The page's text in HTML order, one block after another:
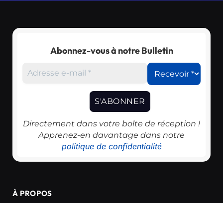
Abonnez-vous à notre Bulletin
Directement dans votre boîte de réception !
Apprenez-en davantage dans notre
politique de confidentialité
À PROPOS